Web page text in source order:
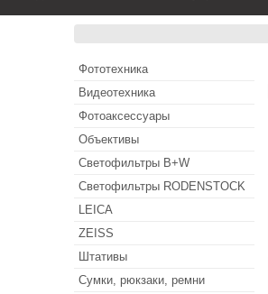
Фототехника
Видеотехника
Фотоаксессуары
Объективы
Светофильтры B+W
Светофильтры RODENSTOCK
LEICA
ZEISS
Штативы
Сумки, рюкзаки, ремни